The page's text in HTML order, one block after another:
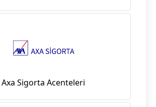
Axa Sigorta Acenteleri